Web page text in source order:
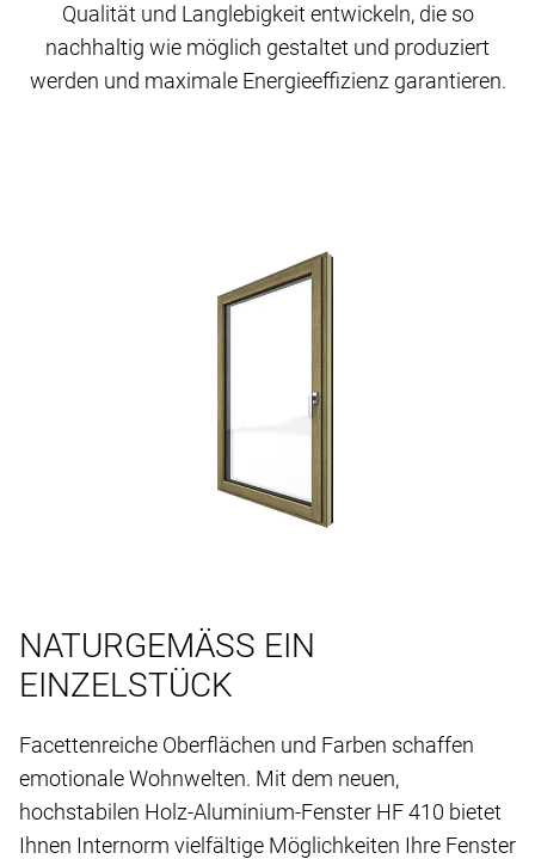
Qualität und Langlebigkeit entwickeln, die so
nachhaltig wie möglich gestaltet und produziert
werden und maximale Energieeffizienz garantieren.
NATURGEMÄSS EIN
EINZELSTÜCK
Facettenreiche Oberflächen und Farben schaffen
emotionale Wohnwelten. Mit dem neuen,
hochstabilen Holz-Aluminium-Fenster HF 410 bietet
Ihnen Internorm vielfältige Möglichkeiten Ihre Fenster